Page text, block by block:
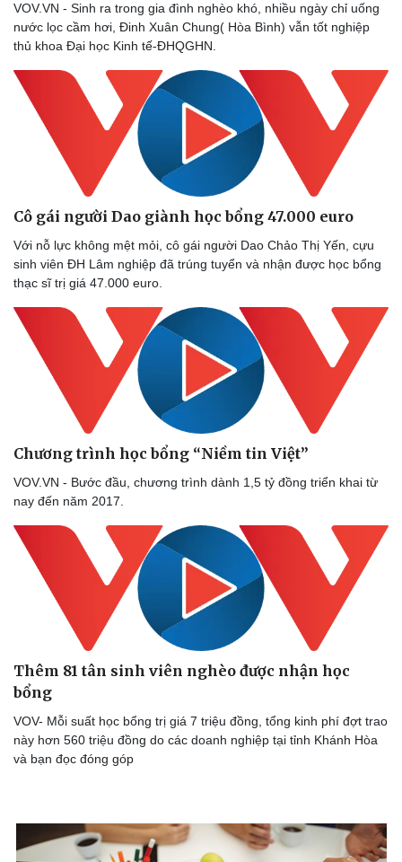
Thể thao
Bóng đá
Thế giới thể thao
eSports
Hậu trường
Ô tô - Xe máy
Tư vấn
VOV.VN - Sinh ra trong gia đình nghèo khó, nhiều ngày chỉ uống
nước lọc cầm hơi, Đinh Xuân Chung( Hòa Bình) vẫn tốt nghiệp
thủ khoa Đại học Kinh tế-ĐHQGHN.
Cô gái người Dao giành học bổng 47.000 euro
Với nỗ lực không mệt mỏi, cô gái người Dao Chảo Thị Yến, cựu
sinh viên ĐH Lâm nghiệp đã trúng tuyển và nhận được học bổng
thạc sĩ trị giá 47.000 euro.
Chương trình học bổng “Niềm tin Việt”
VOV.VN - Bước đầu, chương trình dành 1,5 tỷ đồng triển khai từ
nay đến năm 2017.
Thêm 81 tân sinh viên nghèo được nhận học
bổng
VOV- Mỗi suất học bổng trị giá 7 triệu đồng, tổng kinh phí đợt trao
này hơn 560 triệu đồng do các doanh nghiệp tại tỉnh Khánh Hòa
và bạn đọc đóng góp